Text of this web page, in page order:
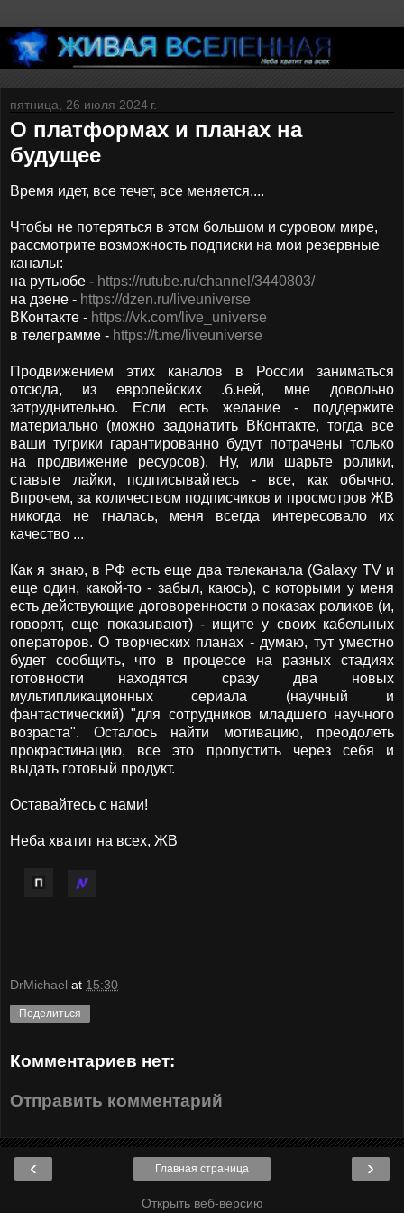
пятница, 26 июля 2024 г.
О платформах и планах на
будущее
Время идет, все течет, все меняется....
Чтобы не потеряться в этом большом и суровом мире,
рассмотрите возможность подписки на мои резервные
каналы:
на рутьюбе - https://rutube.ru/channel/3440803/
на дзене - https://dzen.ru/liveuniverse
ВКонтакте - https://vk.com/live_universe
в телеграмме - https://t.me/liveuniverse
Продвижением этих каналов в России заниматься
отсюда, из европейских .б.ней, мне довольно
затруднительно. Если есть желание - поддержите
материально (можно задонатить ВКонтакте, тогда все
ваши тугрики гарантированно будут потрачены только
на продвижение ресурсов). Ну, или шарьте ролики,
ставьте лайки, подписывайтесь - все, как обычно.
Впрочем, за количеством подписчиков и просмотров ЖВ
никогда не гналась, меня всегда интересовало их
качество ...
Как я знаю, в РФ есть еще два телеканала (Galaxy TV и
еще один, какой-то - забыл, каюсь), с которыми у меня
есть действующие договоренности о показах роликов (и,
говорят, еще показывают) - ищите у своих кабельных
операторов. О творческих планах - думаю, тут уместно
будет сообщить, что в процессе на разных стадиях
готовности находятся сразу два новых
мультипликационных сериала (научный и
фантастический) "для сотрудников младшего научного
возраста". Осталось найти мотивацию, преодолеть
прокрастинацию, все это пропустить через себя и
выдать готовый продукт.
Оставайтесь с нами!
Неба хватит на всех, ЖВ
DrMichael at 15:30
Поделиться
Комментариев нет:
Отправить комментарий
‹ ›
Главная страница
Открыть веб-версию